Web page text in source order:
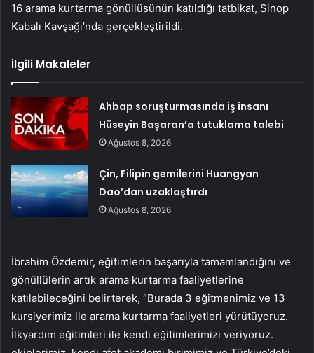
16 arama kurtarma gönüllüsünün katıldığı tatbikat, Sinop
Kabalı Kavşağı’nda gerçekleştirildi.
İlgili Makaleler
Ahbap soruşturmasında iş insanı
Hüseyin Başaran’a tutuklama talebi
Ağustos 8, 2026
Çin, Filipin gemilerini Huangyan
Dao’dan uzaklaştırdı
Ağustos 8, 2026
İbrahim Özdemir, eğitimlerin başarıyla tamamlandığını ve
gönüllülerin artık arama kurtarma faaliyetlerine
katılabileceğini belirterek, “Burada 3 eğitmenimiz ve 13
kursiyerimiz ile arama kurtarma faaliyetleri yürütüyoruz.
İlkyardım eğitimleri ile kendi eğitimlerimizi veriyoruz.